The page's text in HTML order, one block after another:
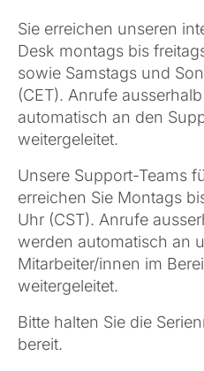
Sie erreichen unseren
Desk montags bis
sowie Samstags und
(CET). Anrufe
automatisch an den
weitergeleitet.
Unsere Support-Teams
erreichen Sie Montags
Uhr (CST). Anrufe
werden automatisch an
Mitarbeiter/innen im
weitergeleitet.
Bitte halten Sie die
bereit.